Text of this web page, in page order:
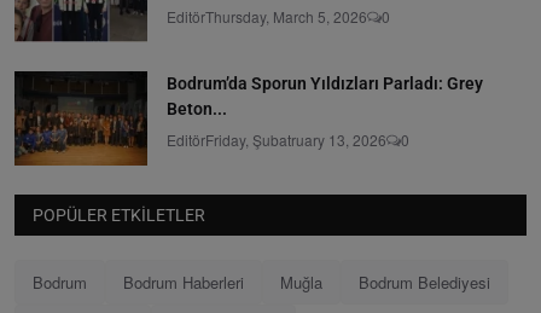
EditörThursday, March 5, 2026 0
Bodrum’da Sporun Yıldızları Parladı: Grey
Beton...
EditörFriday, Şubatruary 13, 2026 0
POPÜLER ETKILETLER
Bodrum Bodrum Haberleri Muğla
Bodrum Belediyesi